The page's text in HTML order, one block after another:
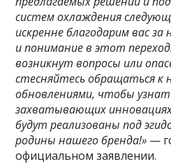
систем охлаждения
искренне благодарим вас
и понимание в этот
возникнут вопросы или
стесняйтесь обращаться к
обновлениями, чтобы
захватывающих
будут реализованы под
родины нашего бренда!» —
официальном заявлении.